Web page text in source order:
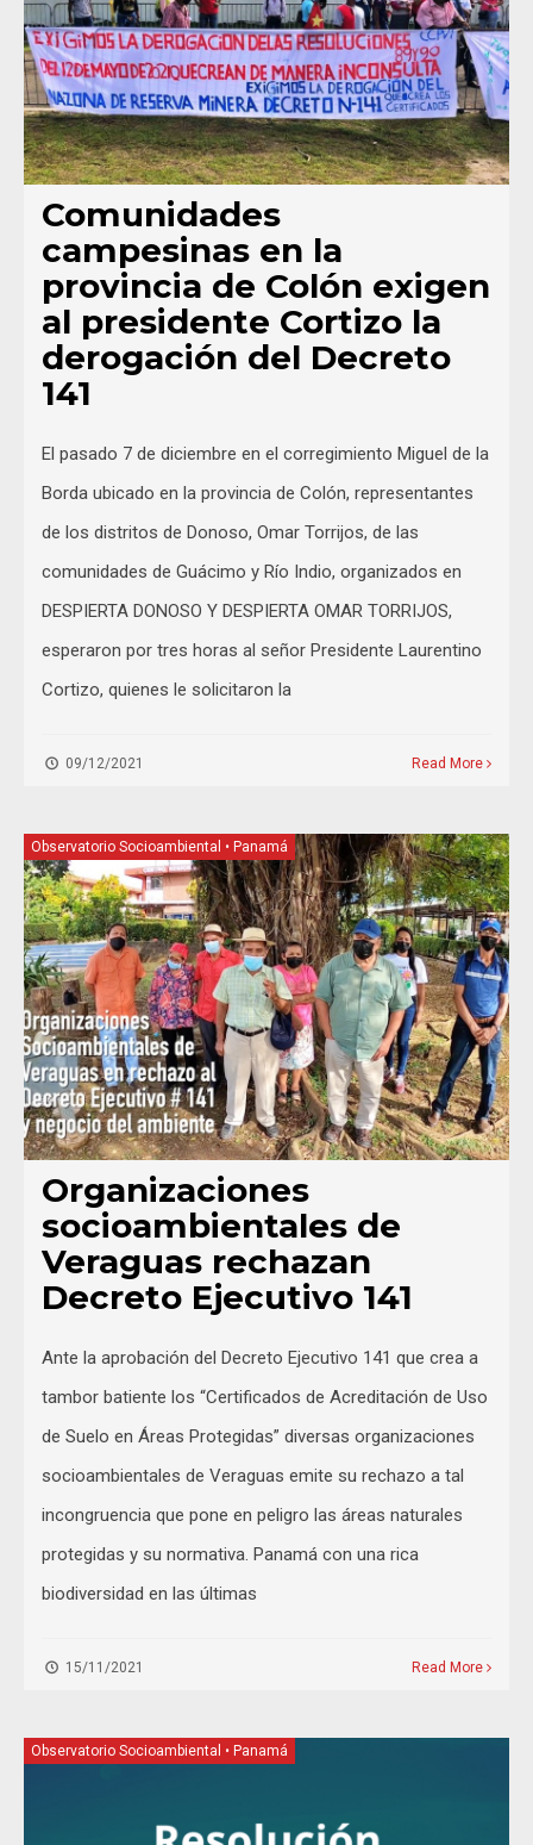
Comunidades
campesinas en la
provincia de Colón exigen
al presidente Cortizo la
derogación del Decreto
141
El pasado 7 de diciembre en el corregimiento Miguel de la
Borda ubicado en la provincia de Colón, representantes
de los distritos de Donoso, Omar Torrijos, de las
comunidades de Guácimo y Río Indio, organizados en
DESPIERTA DONOSO Y DESPIERTA OMAR TORRIJOS,
esperaron por tres horas al señor Presidente Laurentino
Cortizo, quienes le solicitaron la
09/12/2021 Read More
Observatorio Socioambiental • Panamá
Organizaciones
socioambientales de
Veraguas rechazan
Decreto Ejecutivo 141
Ante la aprobación del Decreto Ejecutivo 141 que crea a
tambor batiente los “Certificados de Acreditación de Uso
de Suelo en Áreas Protegidas” diversas organizaciones
socioambientales de Veraguas emite su rechazo a tal
incongruencia que pone en peligro las áreas naturales
protegidas y su normativa. Panamá con una rica
biodiversidad en las últimas
15/11/2021 Read More
Observatorio Socioambiental • Panamá